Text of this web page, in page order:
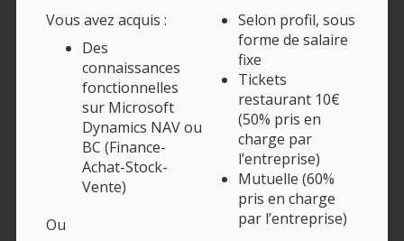
Vous avez acquis :
Des
connaissances
fonctionnelles
sur Microsoft
Dynamics NAV ou
BC (Finance-
Achat-Stock-
Vente)
Ou
Selon profil, sous
forme de salaire
fixe
Tickets
restaurant 10€
(50% pris en
charge par
l’entreprise)
Mutuelle (60%
pris en charge
par l’entreprise)